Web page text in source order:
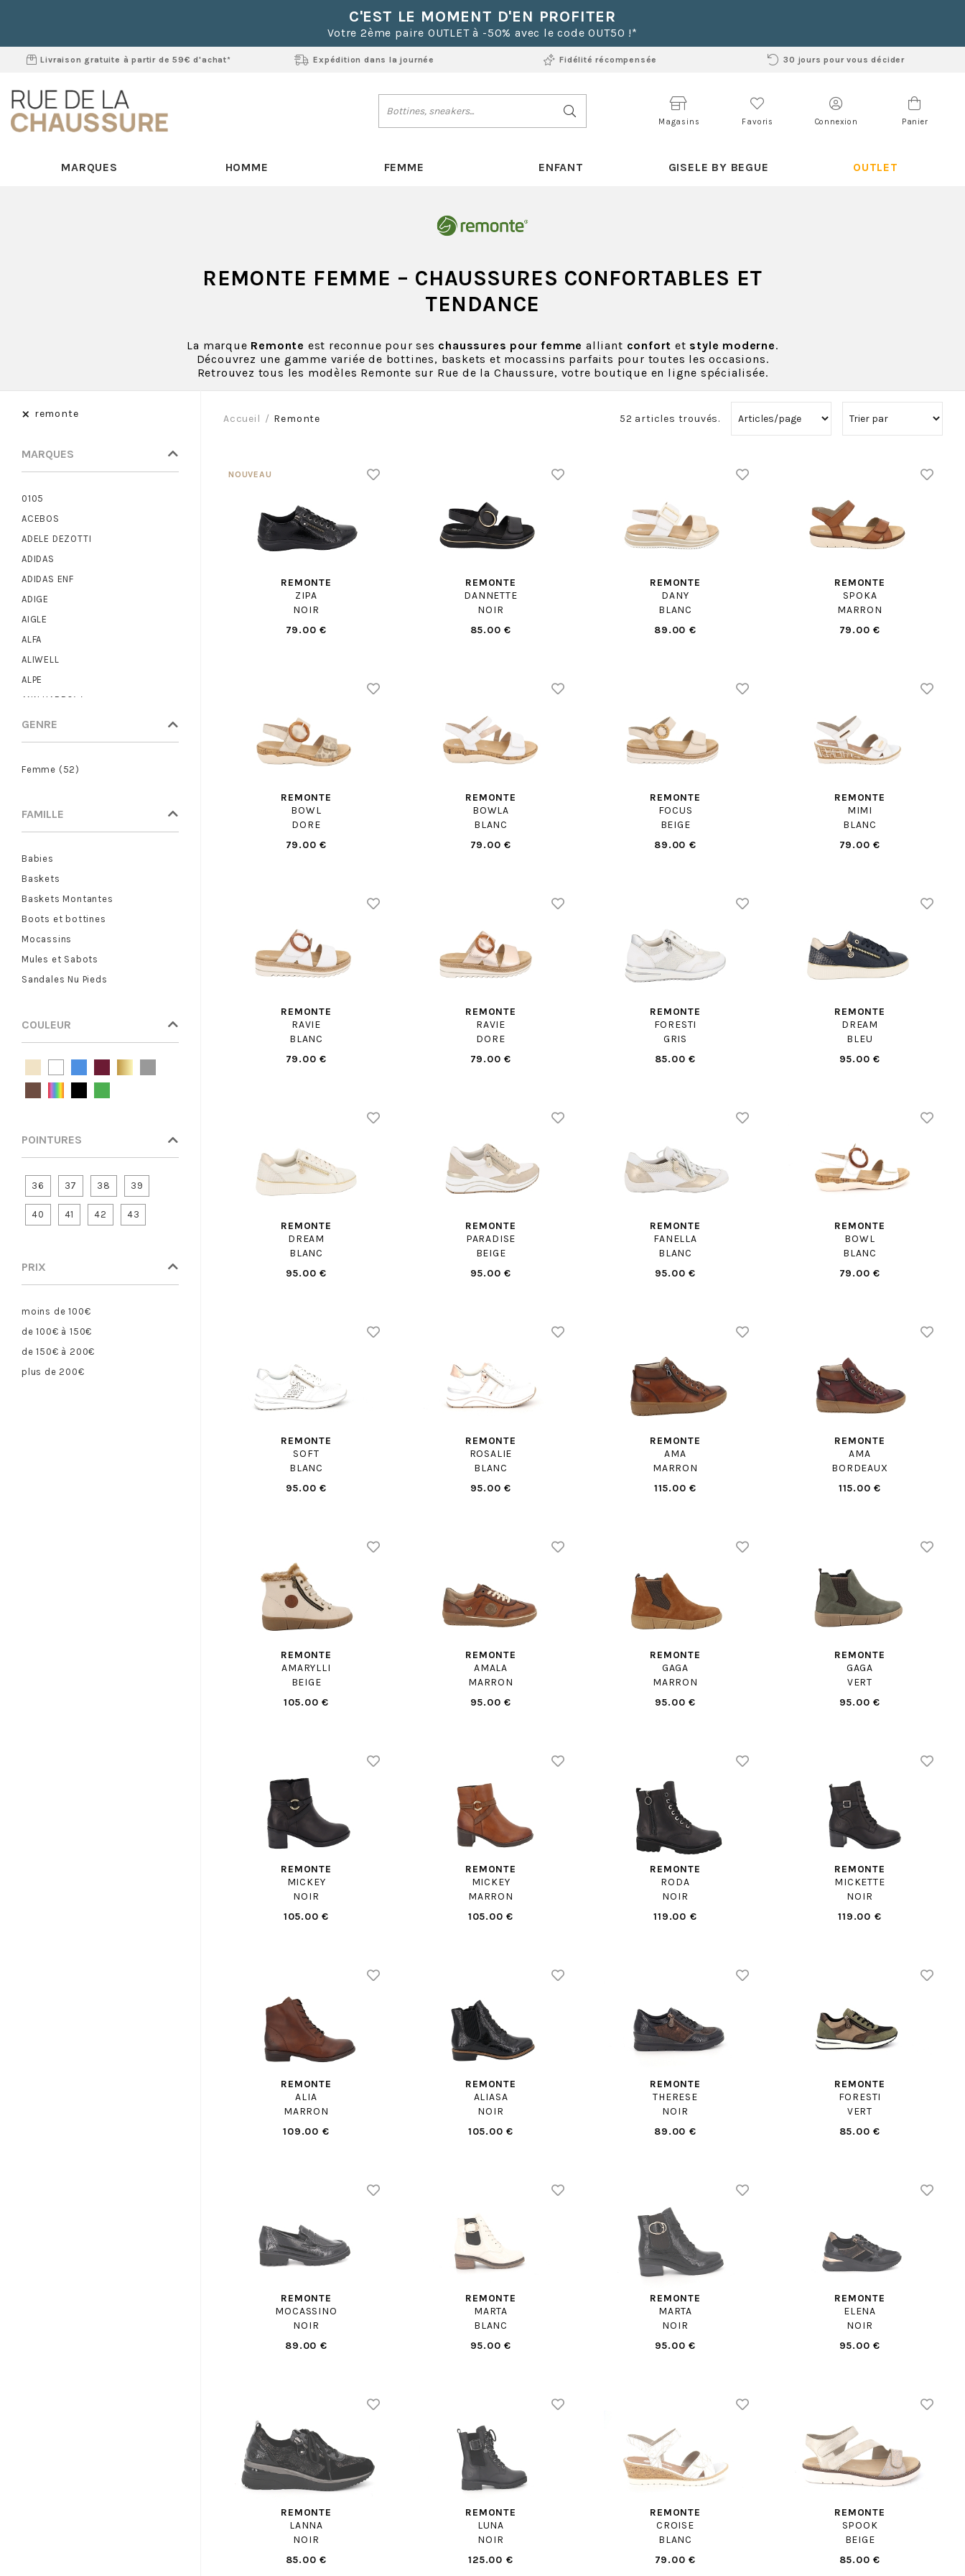
C'EST LE MOMENT D'EN PROFITER
Votre 2ème paire OUTLET à -50% avec le code OUT50 !*
Livraison gratuite à partir de 59€ d'achat* Expédition dans la journée Fidélité récompensée 30 jours pour vous décider
Magasins Favoris Connexion Panier
MARQUES HOMME FEMME ENFANT GISELE BY BEGUE OUTLET
REMONTE FEMME – CHAUSSURES CONFORTABLES ET
TENDANCE
La marque Remonte est reconnue pour ses chaussures pour femme alliant confort et style moderne.
Découvrez une gamme variée de bottines, baskets et mocassins parfaits pour toutes les occasions.
Retrouvez tous les modèles Remonte sur Rue de la Chaussure, votre boutique en ligne spécialisée.
× remonte
MARQUES
0105
ACEBOS
ADELE DEZOTTI
ADIDAS
ADIDAS ENF
ADIGE
AIGLE
ALFA
ALIWELL
ALPE
ANN HARROW
ANOTHER TREND
ARA
ASICS
ATELIER CHABANAIS
BABYBOTTE
BASE LONDON
BAXXO
BEBERLIS
BELLAMY
BELLAMY PANT
BIRKENSTOCK
BIRKENSTOCK ENF
BISGAARD
BLUNDSTONE
BOPY
BRONX
BRUNO PREMI
BRUNOS
BULLBOXER F
CAMPER
GENRE
Femme (52)
FAMILLE
Babies
Baskets
Baskets Montantes
Boots et bottines
Mocassins
Mules et Sabots
Sandales Nu Pieds
COULEUR
POINTURES
36 37 38 39
40 41 42 43
PRIX
moins de 100€
de 100€ à 150€
de 150€ à 200€
plus de 200€
Accueil Remonte 52 articles trouvés.
REMONTE
ZIPA
NOIR
79.00 €
REMONTE
DANNETTE
NOIR
85.00 €
REMONTE
DANY
BLANC
89.00 €
REMONTE
SPOKA
MARRON
79.00 €
REMONTE
BOWL
DORE
79.00 €
REMONTE
BOWLA
BLANC
79.00 €
REMONTE
FOCUS
BEIGE
89.00 €
REMONTE
MIMI
BLANC
79.00 €
REMONTE
RAVIE
BLANC
79.00 €
REMONTE
RAVIE
DORE
79.00 €
REMONTE
FORESTI
GRIS
85.00 €
REMONTE
DREAM
BLEU
95.00 €
REMONTE
DREAM
BLANC
95.00 €
REMONTE
PARADISE
BEIGE
95.00 €
REMONTE
FANELLA
BLANC
95.00 €
REMONTE
BOWL
BLANC
79.00 €
REMONTE
SOFT
BLANC
95.00 €
REMONTE
ROSALIE
BLANC
95.00 €
REMONTE
AMA
MARRON
115.00 €
REMONTE
AMA
BORDEAUX
115.00 €
REMONTE
AMARYLLI
BEIGE
105.00 €
REMONTE
AMALA
MARRON
95.00 €
REMONTE
GAGA
MARRON
95.00 €
REMONTE
GAGA
VERT
95.00 €
REMONTE
MICKEY
NOIR
105.00 €
REMONTE
MICKEY
MARRON
105.00 €
REMONTE
RODA
NOIR
119.00 €
REMONTE
MICKETTE
NOIR
119.00 €
REMONTE
ALIA
MARRON
109.00 €
REMONTE
ALIASA
NOIR
105.00 €
REMONTE
THERESE
NOIR
89.00 €
REMONTE
FORESTI
VERT
85.00 €
REMONTE
MOCASSINO
NOIR
89.00 €
REMONTE
MARTA
BLANC
95.00 €
REMONTE
MARTA
NOIR
95.00 €
REMONTE
ELENA
NOIR
95.00 €
REMONTE
LANNA
NOIR
85.00 €
REMONTE
LUNA
NOIR
125.00 €
REMONTE
CROISE
BLANC
79.00 €
REMONTE
SPOOK
BEIGE
85.00 €